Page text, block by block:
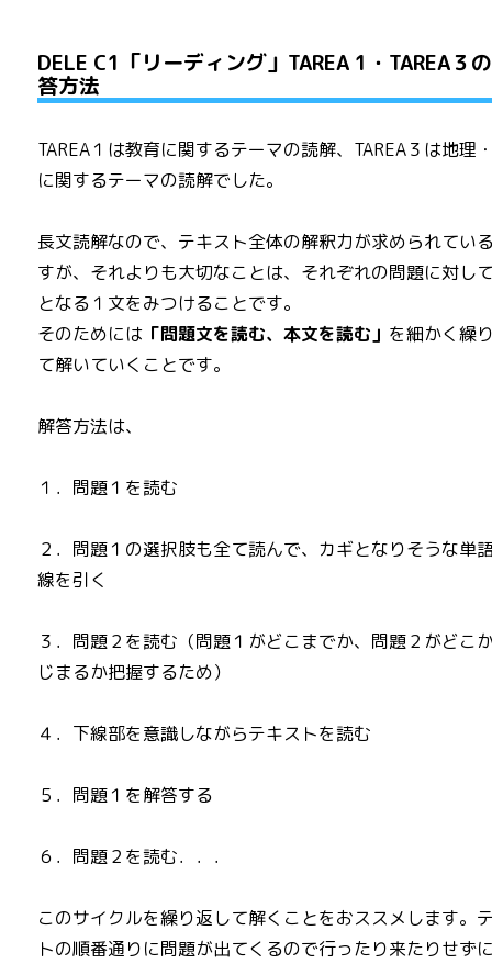
DELE C1「リーディング」TAREA 1・TAREA３
答方法
TAREA１は教育に関するテーマの読解、TAREA３は地理
に関するテーマの読解でした。
長文読解なので、テキスト全体の解釈力が求められてい
すが、それよりも大切なことは、それぞれの問題に対し
となる１文をみつけることです。
そのためには 「問題文を読む、本文を読む」 を細かく繰
て解いていくことです。
解答方法は、
１．問題１を読む
２．問題１の選択肢も全て読んで、カギとなりそうな単
線を引く
３．問題２を読む（問題１がどこまでか、問題２がどこ
じまるか把握するため）
４．下線部を意識しながらテキストを読む
５．問題１を解答する
６．問題２を読む．．．
このサイクルを繰り返して解くことをおススメします。
トの順番通りに問題が出てくるので行ったり来たりせず